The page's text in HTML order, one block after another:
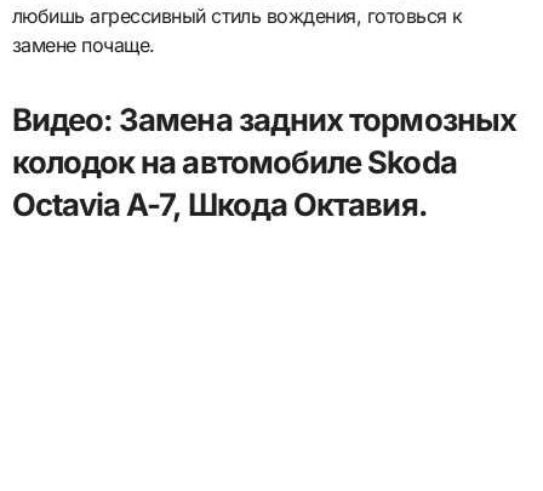
любишь агрессивный стиль вождения, готовься к
замене почаще.
Видео: Замена задних тормозных
колодок на автомобиле Skoda
Octavia A-7, Шкода Октавия.